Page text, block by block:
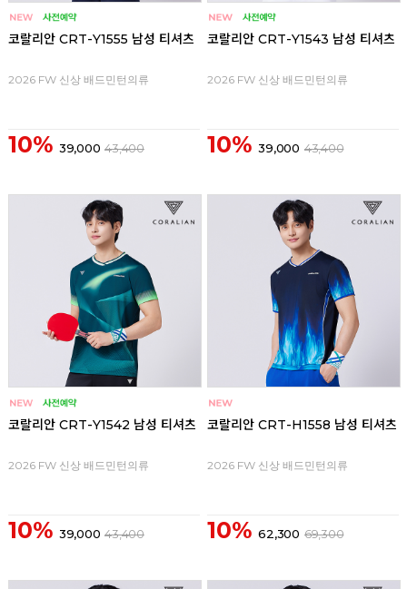
코랄리안 CRT-Y1555 남성 티셔츠
2026 FW 신상 배드민턴의류
10% 39,000 43,400
코랄리안 CRT-Y1543 남성 티셔츠
2026 FW 신상 배드민턴의류
10% 39,000 43,400
코랄리안 CRT-Y1542 남성 티셔츠
2026 FW 신상 배드민턴의류
10% 39,000 43,400
코랄리안 CRT-H1558 남성 티셔츠
2026 FW 신상 배드민턴의류
10% 62,300 69,300